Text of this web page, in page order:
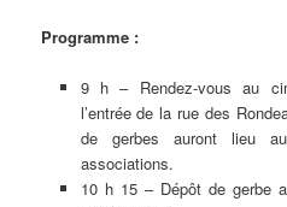
Programme :
9 h – Rendez-vous au
l’entrée de la rue des
de gerbes auront lieu
associations.
10 h 15 – Dépôt de gerbe